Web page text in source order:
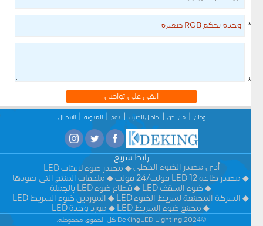
ابقى على تواصل
وطن من نحن حاصل الضرب دعم المدونة الاتصال
رابط سريع
أدى مصدر الضوء الخطي
مصدر ضوء لافتات LED
مصدر طاقة LED 12 فولت/24 فولت
ملحقات المنتج التي تقودها
ضوء السقف LED
قطاع ضوء LED بالجملة
الشركة المصنعة لشريط الضوء LED
الموردين ضوء الشريط LED
مصنع ضوء الشريط LED
مورد وحدة LED